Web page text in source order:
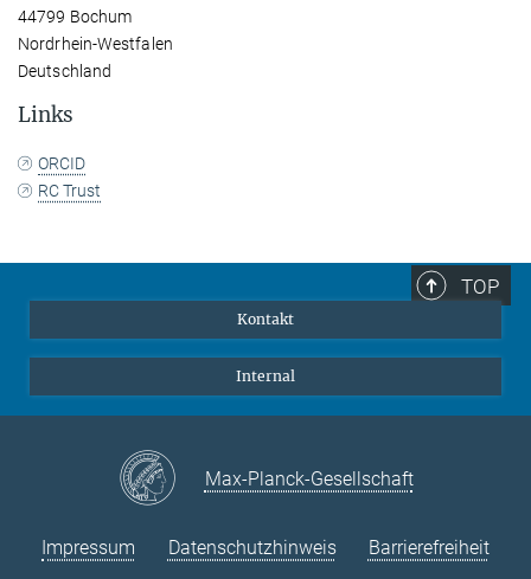
44799 Bochum
Nordrhein-Westfalen
Deutschland
Links
ORCID
RC Trust
TOP
Kontakt
Internal
Max-Planck-Gesellschaft
Impressum Datenschutzhinweis Barrierefreiheit